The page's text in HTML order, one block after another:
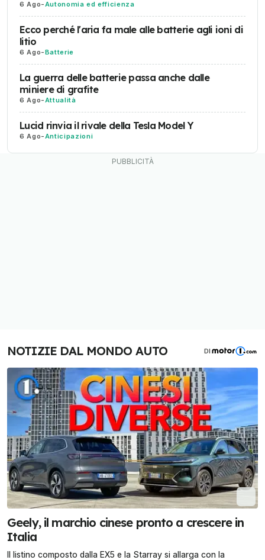
6 Ago-Autonomia ed efficienza
Ecco perché l'aria fa male alle batterie agli ioni di
litio
6 Ago-Batterie
La guerra delle batterie passa anche dalle
miniere di grafite
6 Ago-Attualità
Lucid rinvia il rivale della Tesla Model Y
6 Ago-Anticipazioni
NOTIZIE DAL MONDO AUTO DI
Geely, il marchio cinese pronto a crescere in
Italia
Il listino composto dalla EX5 e la Starray si allarga con la